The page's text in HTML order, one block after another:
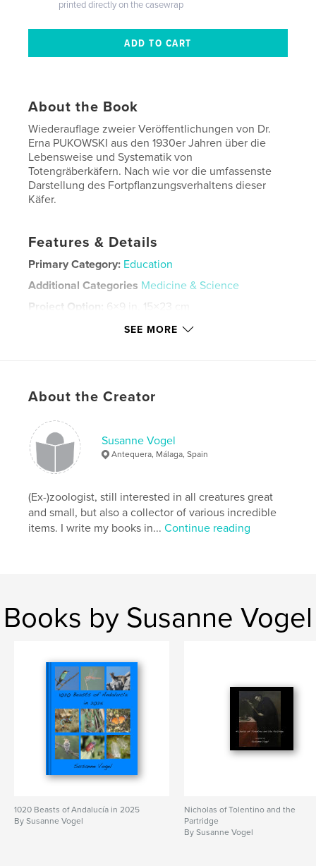
printed directly on the casewrap
About the Book
Wiederauflage zweier Veröffentlichungen von Dr.
Erna PUKOWSKI aus den 1930er Jahren über die
Lebensweise und Systematik von
Totengräberkäfern. Nach wie vor die umfassenste
Darstellung des Fortpflanzungsverhaltens dieser
Käfer.
Features & Details
Primary Category: Education
Additional Categories Medicine & Science
Project Option:
6×9 in, 15×23 cm
Softcover: 9781715547219
Publish Date:
LanguageGerman
Keywords
Pukowski
SEE MORE
About the Creator
Susanne Vogel
Antequera, Málaga, Spain
(Ex-)zoologist, still interested in all creatures great
and small, but also a collector of various incredible
items. I write my books in...Continue reading
Books by Susanne Vogel
1020 Beasts of Andalucía in 2025
By Susanne Vogel
Nicholas of Tolentino and the
Partridge
By Susanne Vogel